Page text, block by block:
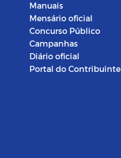
Manuais
Mensário oficial
Concurso Público
Campanhas
Diário oficial
Portal do Contribuinte